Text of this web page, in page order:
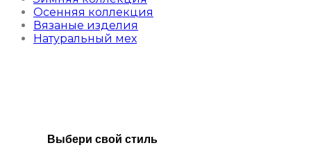
Выбери свой стиль
Осенняя коллекция
Вязаные изделия
Натуральный мех